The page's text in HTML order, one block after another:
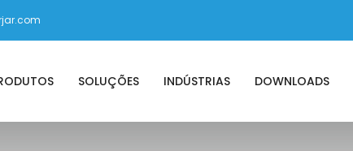
SOLUÇÕES INDÚSTRIAS DOWNLOADS